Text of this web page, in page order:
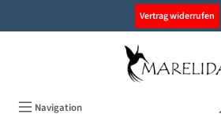
Vertrag widerrufen
Navigation